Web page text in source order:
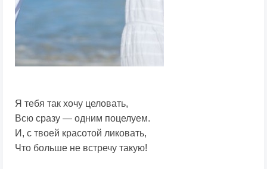
Я тебя так хочу целовать,
Всю сразу — одним поцелуем.
И, с твоей красотой ликовать,
Что больше не встречу такую!